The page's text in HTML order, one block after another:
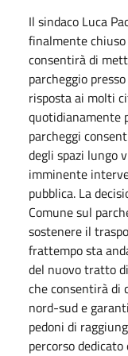
Il sindaco Luca
finalmente
consentirà di
parcheggio
risposta ai molti
quotidianamente
parcheggi
degli spazi lungo
imminente
pubblica. La
Comune sul
sostenere il
frattempo sta
del nuovo tratto
che consentirà di
nord-sud e
pedoni di
percorso dedicato